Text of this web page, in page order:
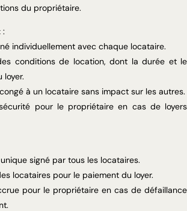
du propriétaire.
:
individuellement avec chaque locataire.
conditions de location, dont la durée et le
loyer.
à un locataire sans impact sur les autres.
pour le propriétaire en cas de loyers
signé par tous les locataires.
locataires pour le paiement du loyer.
pour le propriétaire en cas de défaillance